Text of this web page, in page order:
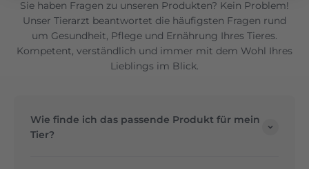
Sie haben Fragen zu unseren Produkten? Kein Problem!
Unser Tierarzt beantwortet die häufigsten Fragen rund
um Gesundheit, Pflege und Ernährung Ihres Tieres.
Kompetent, verständlich und immer mit dem Wohl Ihres
Lieblings im Blick.
Wie finde ich das passende Produkt für mein
Tier?